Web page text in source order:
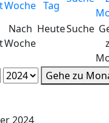
Nach
Woche
HeuteSuche
Gehe zu
2024